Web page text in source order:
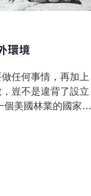
環境
任何事情，再加上
豈不是違背了設立
美國林業的國家計
理作為要等到
際進入政府的議程